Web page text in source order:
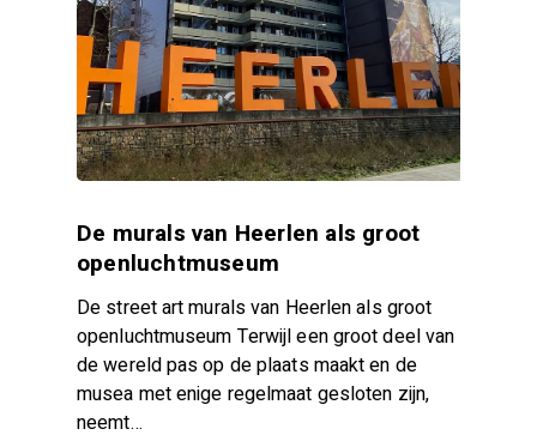
De murals van Heerlen als groot
openluchtmuseum
De street art murals van Heerlen als groot
openluchtmuseum Terwijl een groot deel van
de wereld pas op de plaats maakt en de
musea met enige regelmaat gesloten zijn,
neemt…